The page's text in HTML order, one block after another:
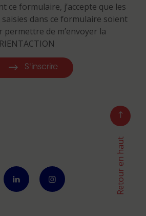
ce formulaire, j’accepte que les
dans ce formulaire soient
permettre de m’envoyer la
S'inscrire
Retour en haut